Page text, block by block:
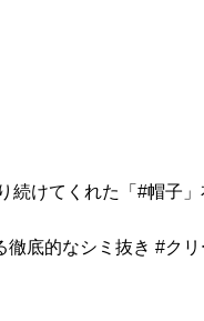
てくれた「#帽子
底的なシミ抜き #ク